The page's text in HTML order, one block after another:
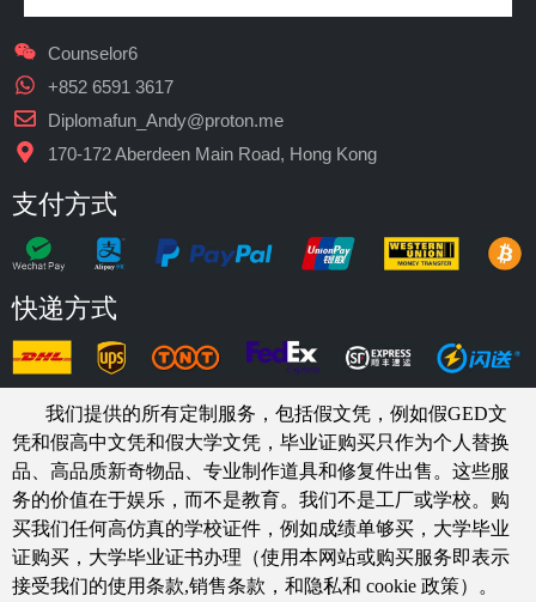
Counselor6
+852 6591 3617
Diplomafun_Andy@proton.me
170-172 Aberdeen Main Road, Hong Kong
支付方式
快递方式
我们提供的所有定制服务，包括假文凭，例如假GED文
凭和假高中文凭和假大学文凭， 毕业证购买只作为个人替换
品、高品质新奇物品、专业制作道具和修复件出售。这些服
务的价值在于娱乐，而不是教育。我们不是工厂或学校。购
买我们任何高仿真的学校证件，例如成绩单够买 ，大学毕业
证购买，大学毕业证书办理（使用本网站或购买服务即表示
接受我们的使用条款,销售条款，和隐私和 cookie 政策）。